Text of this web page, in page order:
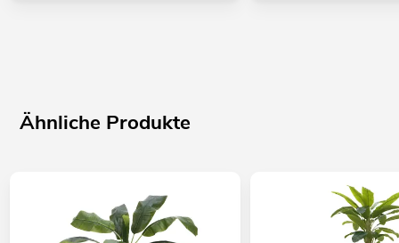
Ähnliche Produkte